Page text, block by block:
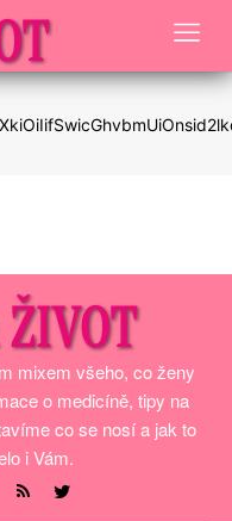
mixem všeho, co ženy
o medicíně, tipy na
co se nosí a jak to
i Vám.